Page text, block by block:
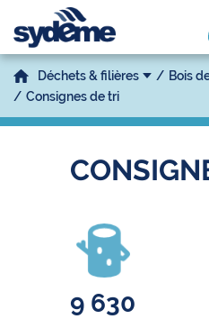
Déchets & filières
Bois
Consignes de tri
9 630